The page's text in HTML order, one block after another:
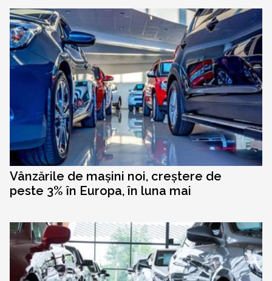
Vânzările de mașini noi, creștere de
peste 3% în Europa, în luna mai